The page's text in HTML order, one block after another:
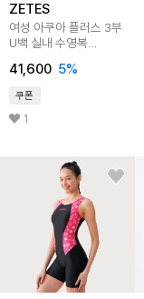
ZETES
여성 아쿠아 플러스 3부
U백 실내 수영복
L4A5253
41,600 5%
쿠폰
1